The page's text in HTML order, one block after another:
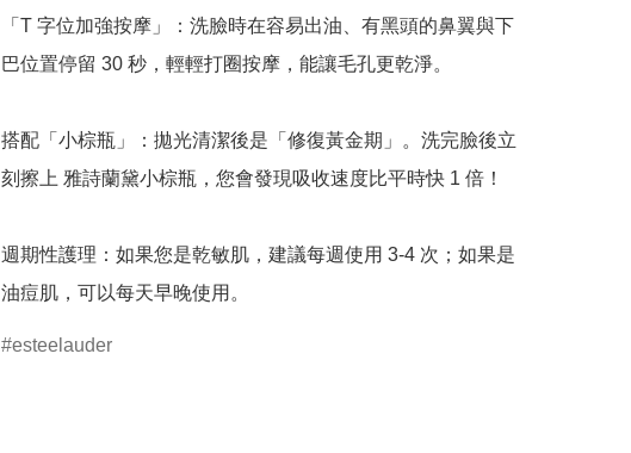
「T 字位加強按摩」：洗臉時在容易出油、有黑頭的鼻翼與下
巴位置停留 30 秒，輕輕打圈按摩，能讓毛孔更乾淨。
搭配「小棕瓶」：拋光清潔後是「修復黃金期」。洗完臉後立
刻擦上 雅詩蘭黛小棕瓶，您會發現吸收速度比平時快 1 倍！
週期性護理：如果您是乾敏肌，建議每週使用 3-4 次；如果是
油痘肌，可以每天早晚使用。
esteelauder